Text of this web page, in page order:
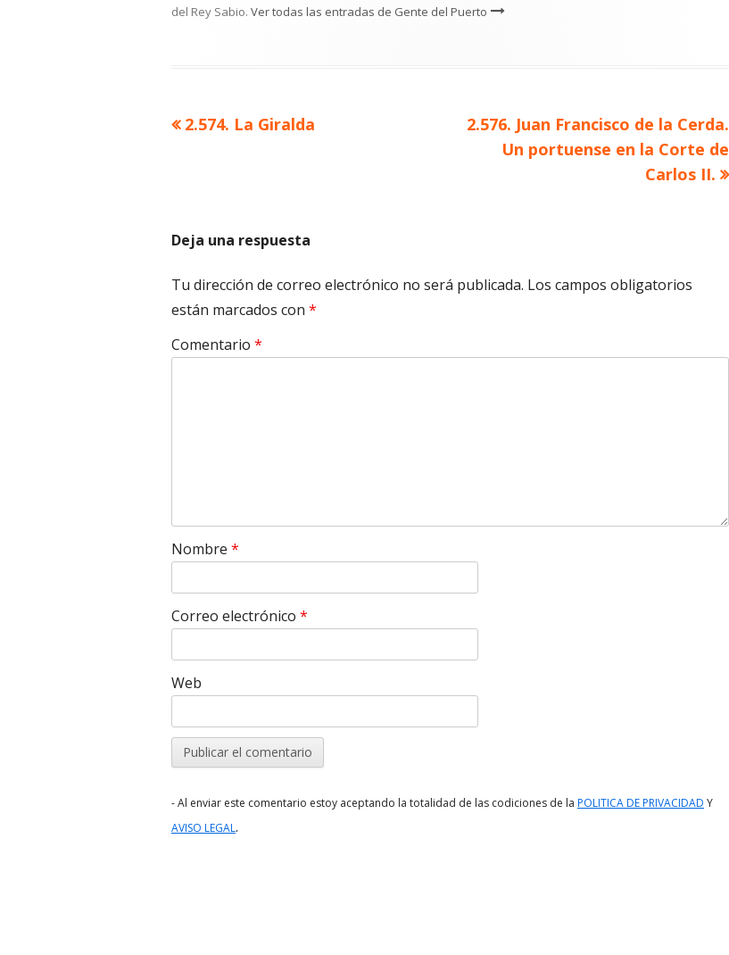
del Rey Sabio. Ver todas las entradas de Gente del Puerto
Navegación
Artículo
2.574. La Giralda
Artículo
siguiente
2.576. Juan Francisco de la Cerda.
Un portuense en la Corte de
Carlos II.
Deja una respuesta
Tu dirección de correo electrónico no será publicada. Los campos obligatorios
están marcados con *
Comentario *
Nombre *
Correo electrónico *
Web
- Al enviar este comentario estoy aceptando la totalidad de las codiciones de la POLITICA DE PRIVACIDAD Y
AVISO LEGAL.